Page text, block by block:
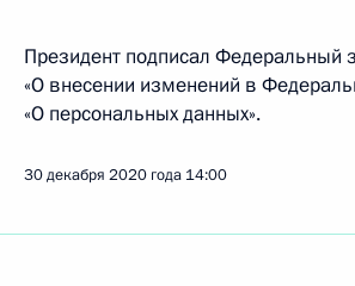
Президент подписал Федеральный
«О внесении изменений в
«О персональных данных».
30 декабря 2020 года 14:00